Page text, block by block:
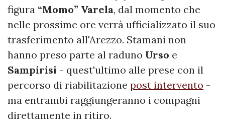
figura “Momo” Varela, dal momento che
nelle prossime ore verrà ufficializzato il suo
trasferimento all'Arezzo. Stamani non
hanno preso parte al raduno Urso e
Sampirisi - quest'ultimo alle prese con il
percorso di riabilitazione post intervento -
ma entrambi raggiungeranno i compagni
direttamente in ritiro.